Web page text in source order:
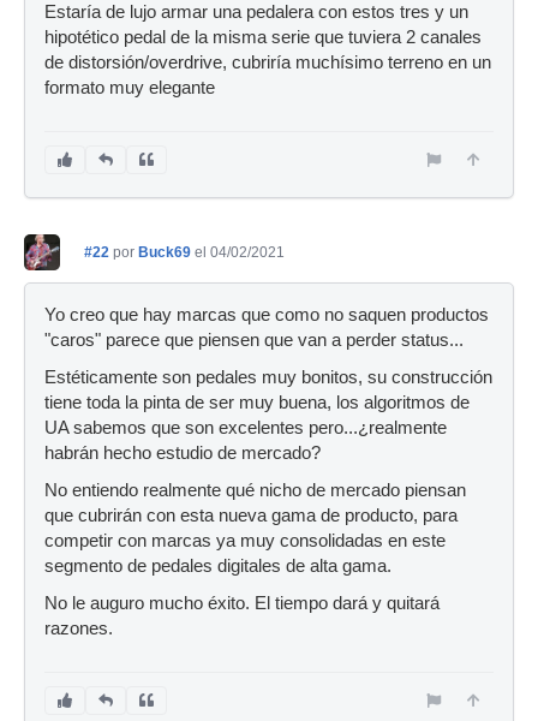
Estaría de lujo armar una pedalera con estos tres y un
hipotético pedal de la misma serie que tuviera 2 canales
de distorsión/overdrive, cubriría muchísimo terreno en un
formato muy elegante
#22 por Buck69 el 04/02/2021
Yo creo que hay marcas que como no saquen productos
"caros" parece que piensen que van a perder status...
Estéticamente son pedales muy bonitos, su construcción
tiene toda la pinta de ser muy buena, los algoritmos de
UA sabemos que son excelentes pero...¿realmente
habrán hecho estudio de mercado?
No entiendo realmente qué nicho de mercado piensan
que cubrirán con esta nueva gama de producto, para
competir con marcas ya muy consolidadas en este
segmento de pedales digitales de alta gama.
No le auguro mucho éxito. El tiempo dará y quitará
razones.